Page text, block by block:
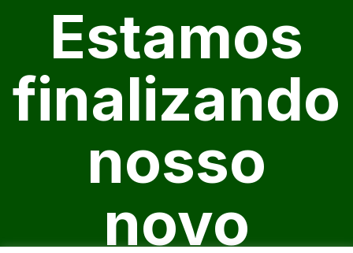
Estamos
finalizando
nosso
novo